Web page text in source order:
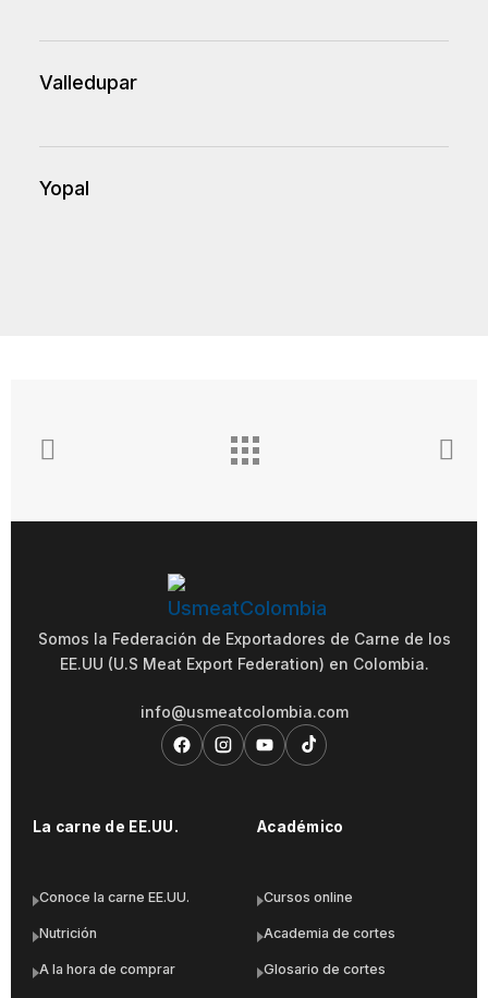
Valledupar
Yopal
La carne de EE.UU.
Conoce la carne EE.UU.
Nutrición
A la hora de comprar
Académico
Cursos online
Academia de cortes
Glosario de cortes
Somos la Federación de Exportadores de Carne de los
EE.UU (U.S Meat Export Federation) en Colombia.
info@usmeatcolombia.com